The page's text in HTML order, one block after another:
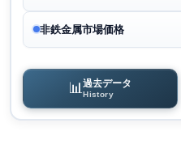
非鉄金属市場価格
📊過去データ
History